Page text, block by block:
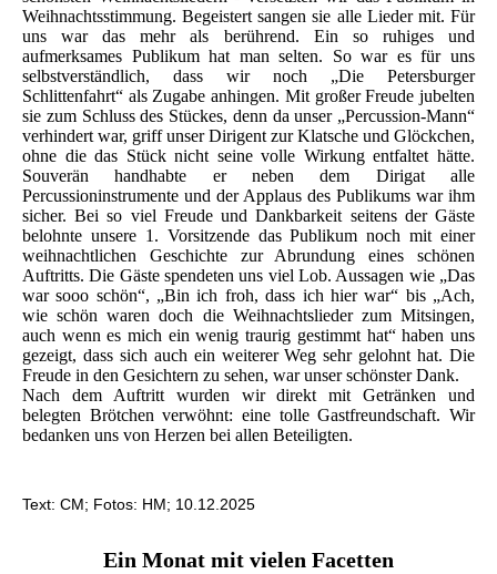
Weihnachtsstimmung. Begeistert sangen sie alle Lieder mit. Für
uns war das mehr als berührend. Ein so ruhiges und
aufmerksames Publikum hat man selten. So war es für uns
selbstverständlich, dass wir noch „Die Petersburger
Schlittenfahrt“ als Zugabe anhingen. Mit großer Freude jubelten
sie zum Schluss des Stückes, denn da unser „Percussion-Mann“
verhindert war, griff unser Dirigent zur Klatsche und Glöckchen,
ohne die das Stück nicht seine volle Wirkung entfaltet hätte.
Souverän handhabte er neben dem Dirigat alle
Percussioninstrumente und der Applaus des Publikums war ihm
sicher. Bei so viel Freude und Dankbarkeit seitens der Gäste
belohnte unsere 1. Vorsitzende das Publikum noch mit einer
weihnachtlichen Geschichte zur Abrundung eines schönen
Auftritts. Die Gäste spendeten uns viel Lob. Aussagen wie „Das
war sooo schön“, „Bin ich froh, dass ich hier war“ bis „Ach,
wie schön waren doch die Weihnachtslieder zum Mitsingen,
auch wenn es mich ein wenig traurig gestimmt hat“ haben uns
gezeigt, dass sich auch ein weiterer Weg sehr gelohnt hat. Die
Freude in den Gesichtern zu sehen, war unser schönster Dank.
Nach dem Auftritt wurden wir direkt mit Getränken und
belegten Brötchen verwöhnt: eine tolle Gastfreundschaft. Wir
bedanken uns von Herzen bei allen Beteiligten.
Text: CM; Fotos: HM; 10.12.2025
Ein Monat mit vielen Facetten